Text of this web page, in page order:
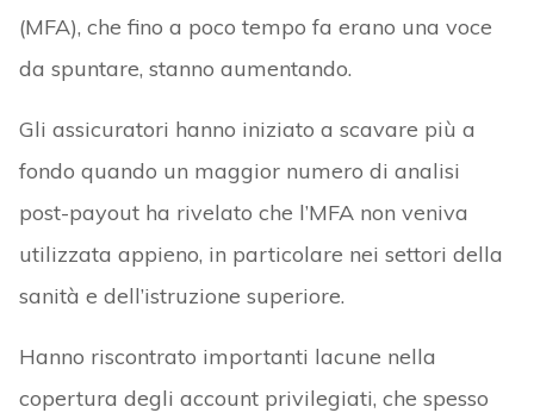
(MFA), che fino a poco tempo fa erano una voce
da spuntare, stanno aumentando.
Gli assicuratori hanno iniziato a scavare più a
fondo quando un maggior numero di analisi
post-payout ha rivelato che l’MFA non veniva
utilizzata appieno, in particolare nei settori della
sanità e dell’istruzione superiore.
Hanno riscontrato importanti lacune nella
copertura degli account privilegiati, che spesso